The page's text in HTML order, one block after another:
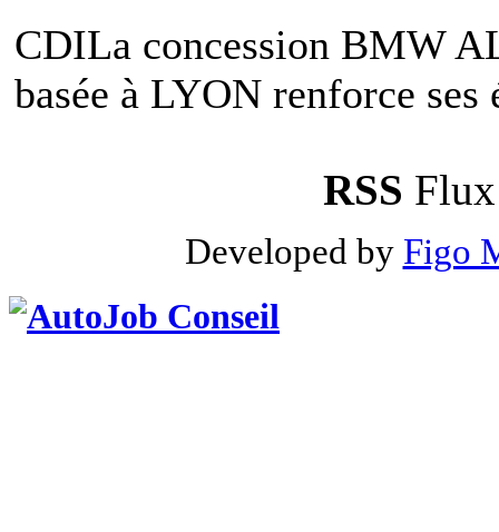
CDILa concession BMW
basée à LYON renforce ses
RSS
Developed by Figo